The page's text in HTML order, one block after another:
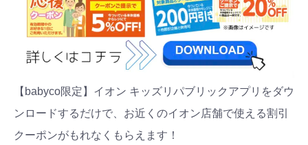
【babyco限定】イオン キッズリパブリックアプリをダウ
ンロードするだけで、お近くのイオン店舗で使える割引
クーポンがもれなくもらえます！